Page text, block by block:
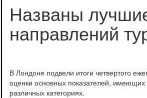
Названы
направлений
В Лондоне подвели итоги четвертого
оценки основных показателей,
различных категориях.